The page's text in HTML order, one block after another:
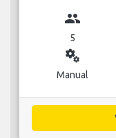
group
5
miscellaneous_services
Manual